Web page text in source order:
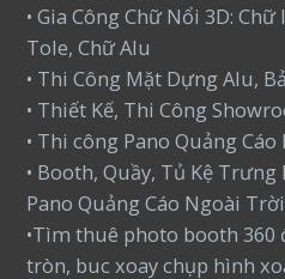
• Gia Công Chữ Nổi 3D:
Tole, Chữ Alu
• Thi Công Mặt Dựng Alu,
• Thiết Kế, Thi Công
• Thi công Pano Quảng
• Booth, Quầy, Tủ Kệ Trưng
Pano Quảng Cáo Ngoài Trời
•Tìm thuê photo booth 360
tròn, buc xoay chụp hình